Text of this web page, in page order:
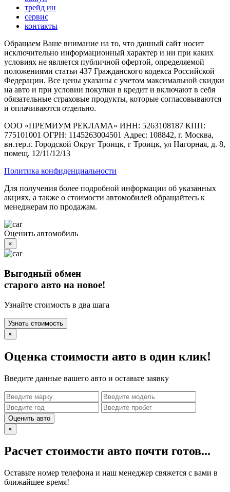
трейд ин
сервис
контакты
Обращаем Ваше внимание на то, что данный сайт носит
исключительно информационный характер и ни при каких
условиях не является публичной офертой, определяемой
положениями статьи 437 Гражданского кодекса Российской
Федерации. Все цены указаны с учетом максимальной скидки
на авто и при условии покупки в кредит и включают в себя
обязательные страховые продукты, которые согласовываются
и оплачиваются отдельно.
ООО «ПРЕМИУМ РЕКЛАМА» ИНН: 5263108187 КПП:
775101001 ОГРН: 1145263004501 Адрес: 108842, г. Москва,
вн.тер.г. Городской Округ Троицк, г Троицк, ул Нагорная, д. 8,
помещ. 12/11/12/13
Политика конфиденциальности
Для получения более подробной информации об указанных
акциях, а также о стоимости автомобилей обращайтесь к
менеджерам по продажам.
Оценить автомобиль
×
Выгодный обмен
старого авто на новое!
Узнайте стоимость в два шага
Узнать стоимость
×
Оценка стоимости авто в один клик!
Введите данные вашего авто и оставьте заявку
Оценить авто
×
Расчет стоимости авто почти готов...
Оставьте номер телефона и наш менеджер свяжется с вами в
ближайшее время!